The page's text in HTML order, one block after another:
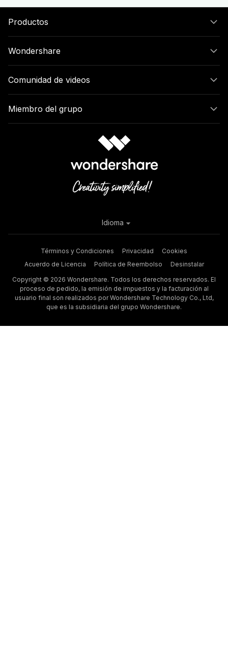
Productos
Wondershare
Comunidad de videos
Miembro del grupo
Términos y Condiciones Privacidad
Cookies
Acuerdo de Licencia
Política de Reembolso
Desinstalar
Copyright © 2026 Wondershare. Todos los derechos reservados. El
proceso de pedido, la emisión de impuestos y la facturación al
usuario final son realizados por Wondershare Technology Co., Ltd,
que es la subsidiaria del grupo Wondershare.
Idioma